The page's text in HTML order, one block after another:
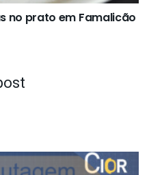
no prato em Famalicão